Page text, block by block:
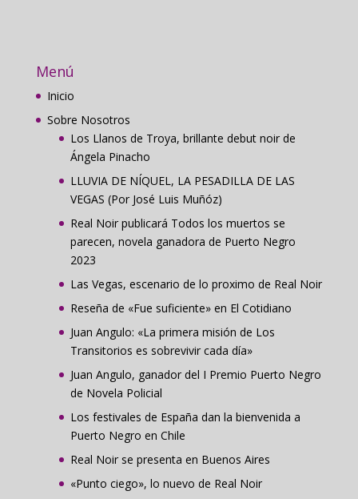
Menú
Inicio
Sobre Nosotros
Los Llanos de Troya, brillante debut noir de
Ángela Pinacho
LLUVIA DE NÍQUEL, LA PESADILLA DE LAS
VEGAS (Por José Luis Muñóz)
Real Noir publicará Todos los muertos se
parecen, novela ganadora de Puerto Negro
2023
Las Vegas, escenario de lo proximo de Real Noir
Reseña de «Fue suficiente» en El Cotidiano
Juan Angulo: «La primera misión de Los
Transitorios es sobrevivir cada día»
Juan Angulo, ganador del I Premio Puerto Negro
de Novela Policial
Los festivales de España dan la bienvenida a
Puerto Negro en Chile
Real Noir se presenta en Buenos Aires
«Punto ciego», lo nuevo de Real Noir